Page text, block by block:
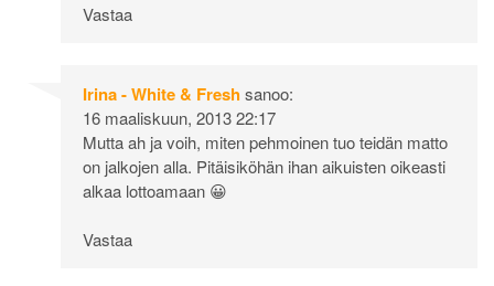
Vastaa
Irina - White & Freshsanoo:
16 maaliskuun, 2013 22:17
Mutta ah ja voih, miten pehmoinen tuo teidän matto
on jalkojen alla. Pitäisiköhän ihan aikuisten oikeasti
alkaa lottoamaan 😀
Vastaa